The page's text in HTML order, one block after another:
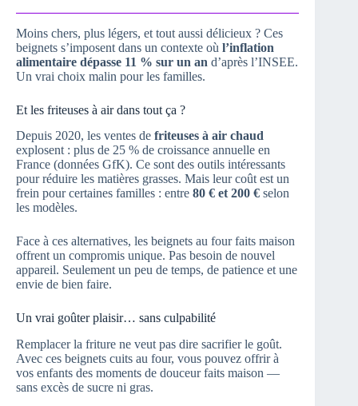
Moins chers, plus légers, et tout aussi délicieux ? Ces
beignets s’imposent dans un contexte où l’inflation
alimentaire dépasse 11 % sur un an d’après l’INSEE.
Un vrai choix malin pour les familles.
Et les friteuses à air dans tout ça ?
Depuis 2020, les ventes de friteuses à air chaud
explosent : plus de 25 % de croissance annuelle en
France (données GfK). Ce sont des outils intéressants
pour réduire les matières grasses. Mais leur coût est un
frein pour certaines familles : entre 80 € et 200 € selon
les modèles.
Face à ces alternatives, les beignets au four faits maison
offrent un compromis unique. Pas besoin de nouvel
appareil. Seulement un peu de temps, de patience et une
envie de bien faire.
Un vrai goûter plaisir… sans culpabilité
Remplacer la friture ne veut pas dire sacrifier le goût.
Avec ces beignets cuits au four, vous pouvez offrir à
vos enfants des moments de douceur faits maison —
sans excès de sucre ni gras.